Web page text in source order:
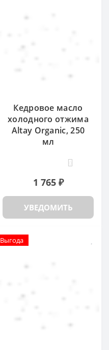
Кедровое масло
холодного отжима
Altay Organic, 250
мл
1 765 ₽
УВЕДОМИТЬ
Выгода